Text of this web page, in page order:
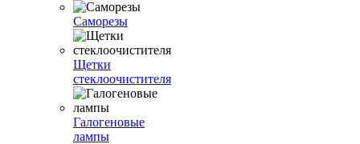
Саморезы
Щетки
стеклоочистителя
Галогеновые
лампы